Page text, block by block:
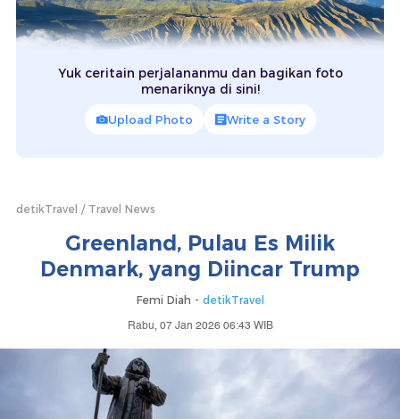
Yuk ceritain perjalananmu dan bagikan foto
menariknya di sini!
Upload Photo Write a Story
detikTravel Travel News
Greenland, Pulau Es Milik
Denmark, yang Diincar Trump
Femi Diah - detikTravel
Rabu, 07 Jan 2026 06:43 WIB